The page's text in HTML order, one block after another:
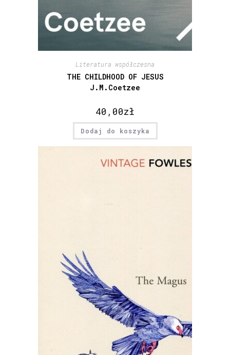
Literatura współczesna
THE CHILDHOOD OF JESUS
J.M.Coetzee
40,00zł
Dodaj do koszyka